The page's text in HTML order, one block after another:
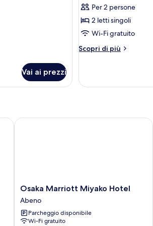
Vai ai prezzi
le
foto
per
Suite
letti
Per 2 persone
2 letti singoli
Wi-Fi gratuito
Scopri di più
Altri
Junior,
Osaka
Marriott
Miyako
Hotel
Abeno
Osaka Marriott Miyako Hotel
Abeno
Parcheggio disponibile
Wi-Fi gratuito
Osaka Marriott Miyako Hotel